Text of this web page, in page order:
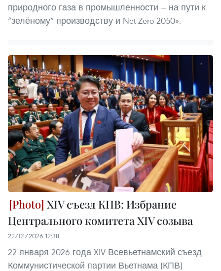
природного газа в промышленности — на пути к
“зелёному” производству и Net Zero 2050».
XIV съезд КПВ: Избрание
Центрального комитета XIV созыва
22/01/2026 12:38
22 января 2026 года XIV Всевьетнамский съезд
Коммунистической партии Вьетнама (КПВ)